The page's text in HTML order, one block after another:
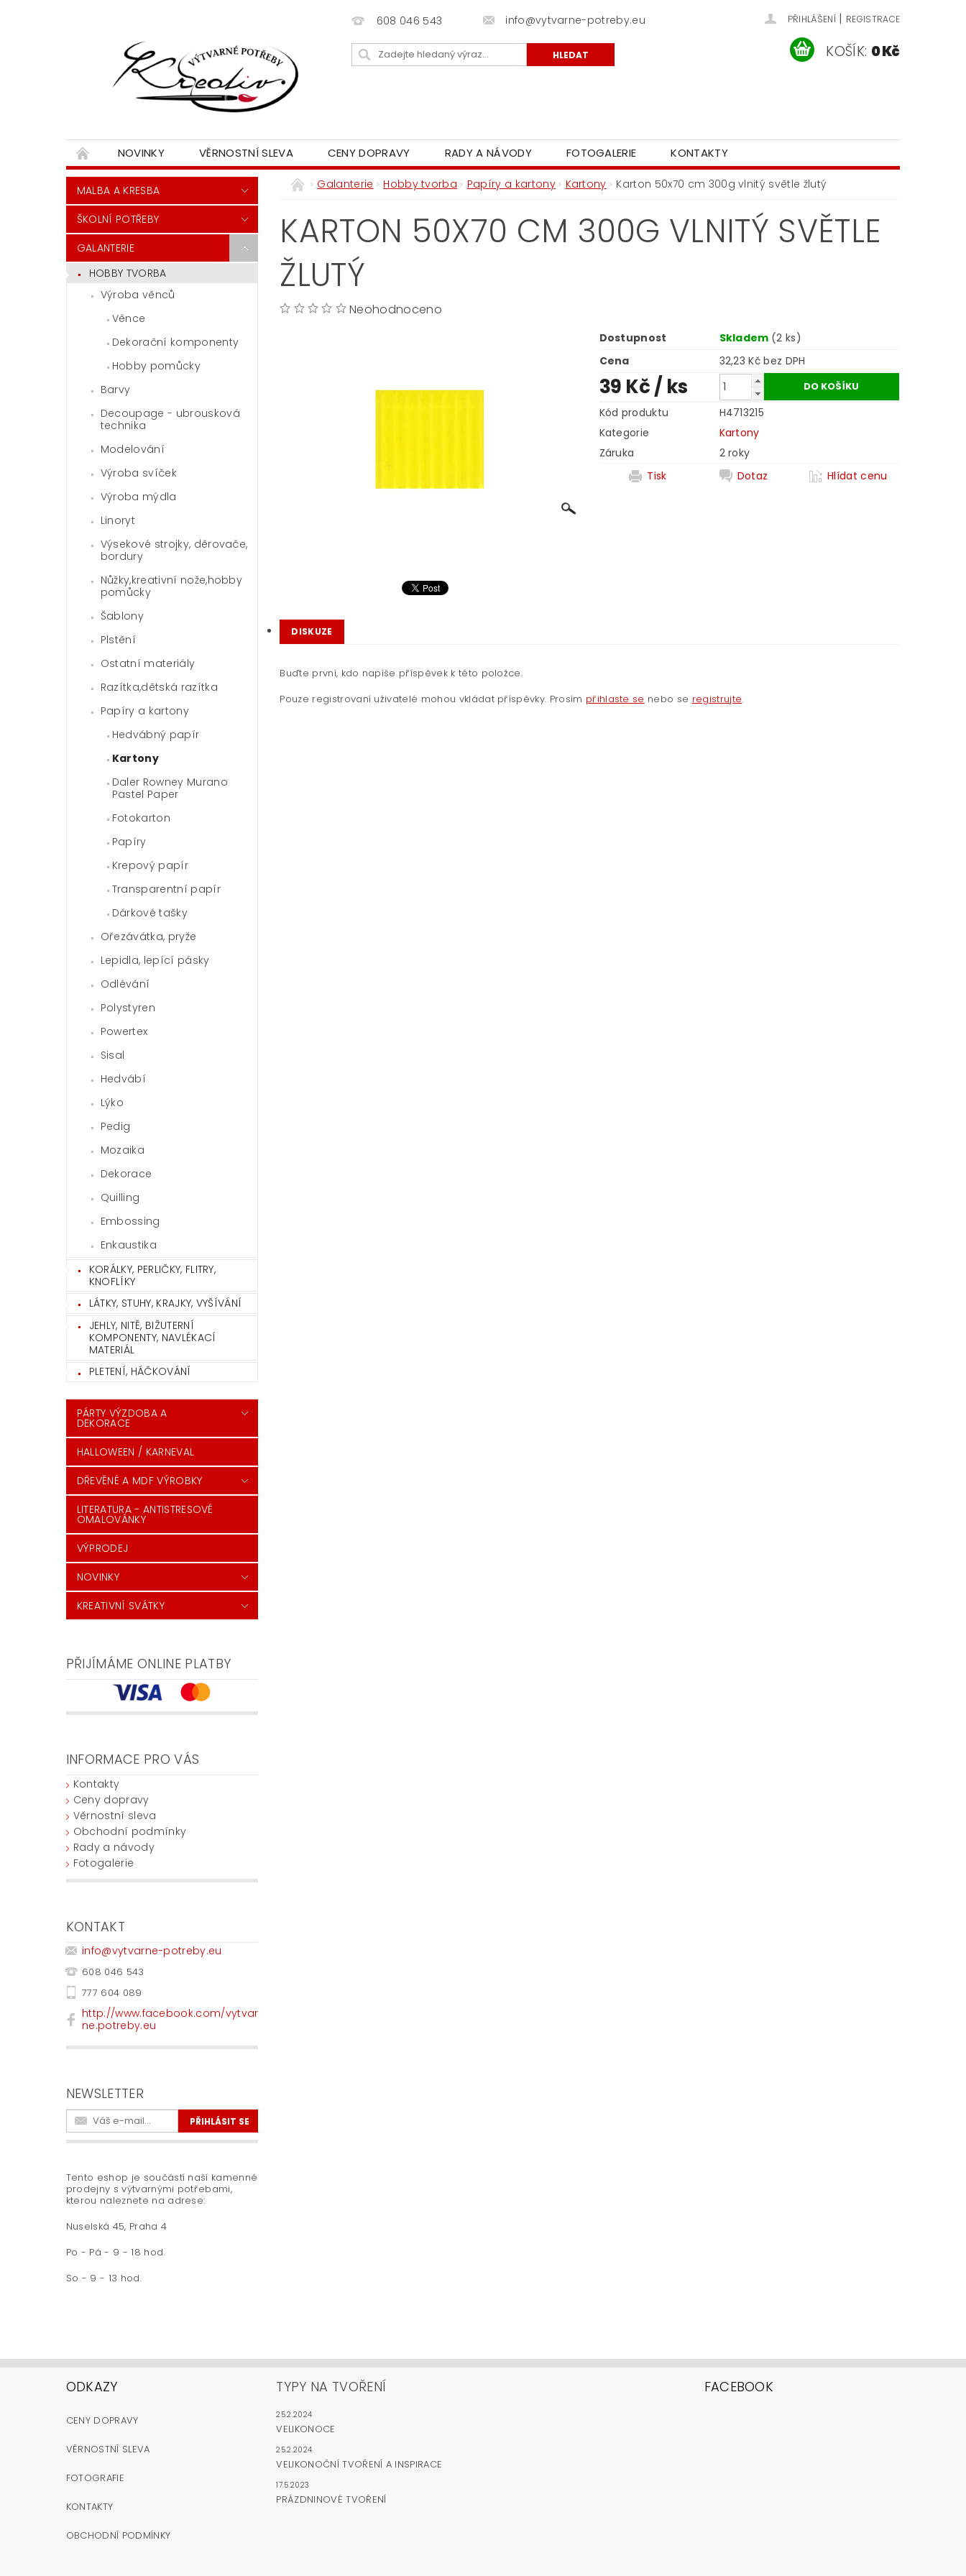
608 046 543 info@vytvarne-potreby.eu PŘIHLÁŠENÍ | REGISTRACE
KOŠÍK: 0 Kč
NOVINKY VĚRNOSTNÍ SLEVA CENY DOPRAVY RADY A NÁVODY FOTOGALERIE KONTAKTY
MALBA A KRESBA
ŠKOLNÍ POTŘEBY
GALANTERIE
HOBBY TVORBA
Výroba věnců
Věnce
Dekorační komponenty
Hobby pomůcky
Barvy
Decoupage - ubrousková
technika
Modelování
Výroba svíček
Výroba mýdla
Linoryt
Výsekové strojky, děrovače,
bordury
Nůžky,kreativní nože,hobby
pomůcky
Šablony
Plstění
Ostatní materiály
Razítka,dětská razítka
Papíry a kartony
Hedvábný papír
Kartony
Daler Rowney Murano
Pastel Paper
Fotokarton
Papíry
Krepový papír
Transparentní papír
Dárkové tašky
Ořezávátka, pryže
Lepidla, lepící pásky
Odlévání
Polystyren
Powertex
Sisal
Hedvábí
Lýko
Pedig
Mozaika
Dekorace
Quilling
Embossing
Enkaustika
KORÁLKY, PERLIČKY, FLITRY,
KNOFLÍKY
LÁTKY, STUHY, KRAJKY, VYŠÍVÁNÍ
JEHLY, NITĚ, BIŽUTERNÍ
KOMPONENTY, NAVLÉKACÍ
MATERIÁL
PLETENÍ, HÁČKOVÁNÍ
PÁRTY VÝZDOBA A
DEKORACE
HALLOWEEN / KARNEVAL
DŘEVĚNÉ A MDF VÝROBKY
LITERATURA - ANTISTRESOVÉ
OMALOVÁNKY
VÝPRODEJ
NOVINKY
KREATIVNÍ SVÁTKY
PŘIJÍMÁME ONLINE PLATBY
INFORMACE PRO VÁS
Kontakty
Ceny dopravy
Věrnostní sleva
Obchodní podmínky
Rady a návody
Fotogalerie
KONTAKT
info@vytvarne-potreby.eu
608 046 543
777 604 089
http://www.facebook.com/vytvar
ne.potreby.eu
NEWSLETTER
Tento eshop je součástí naší kamenné
prodejny s výtvarnými potřebami,
kterou naleznete na adrese:
Nuselská 45, Praha 4
Po - Pá - 9 - 18 hod.
So - 9 - 13 hod.
Galanterie Hobby tvorba Papíry a kartony Kartony Karton 50x70 cm 300g vlnitý světle žlutý
KARTON 50X70 CM 300G VLNITÝ SVĚTLE
ŽLUTÝ
Neohodnoceno
Dostupnost Skladem (2 ks)
Cena
32,23 Kč bez DPH
39 Kč/ ks
Kód produktu
H4713215
Kategorie
Kartony
Záruka
2 roky
Tisk
Dotaz Hlídat cenu
DISKUZE
Buďte první, kdo napíše příspěvek k této položce.
Pouze registrovaní uživatelé mohou vkládat příspěvky. Prosím přihlaste se nebo se registrujte.
ODKAZY
CENY DOPRAVY
VĚRNOSTNÍ SLEVA
FOTOGRAFIE
KONTAKTY
OBCHODNÍ PODMÍNKY
TYPY NA TVOŘENÍ
25.2.2024
VELIKONOCE
25.2.2024
VELIKONOČNÍ TVOŘENÍ A INSPIRACE
17.5.2023
PRÁZDNINOVÉ TVOŘENÍ
FACEBOOK